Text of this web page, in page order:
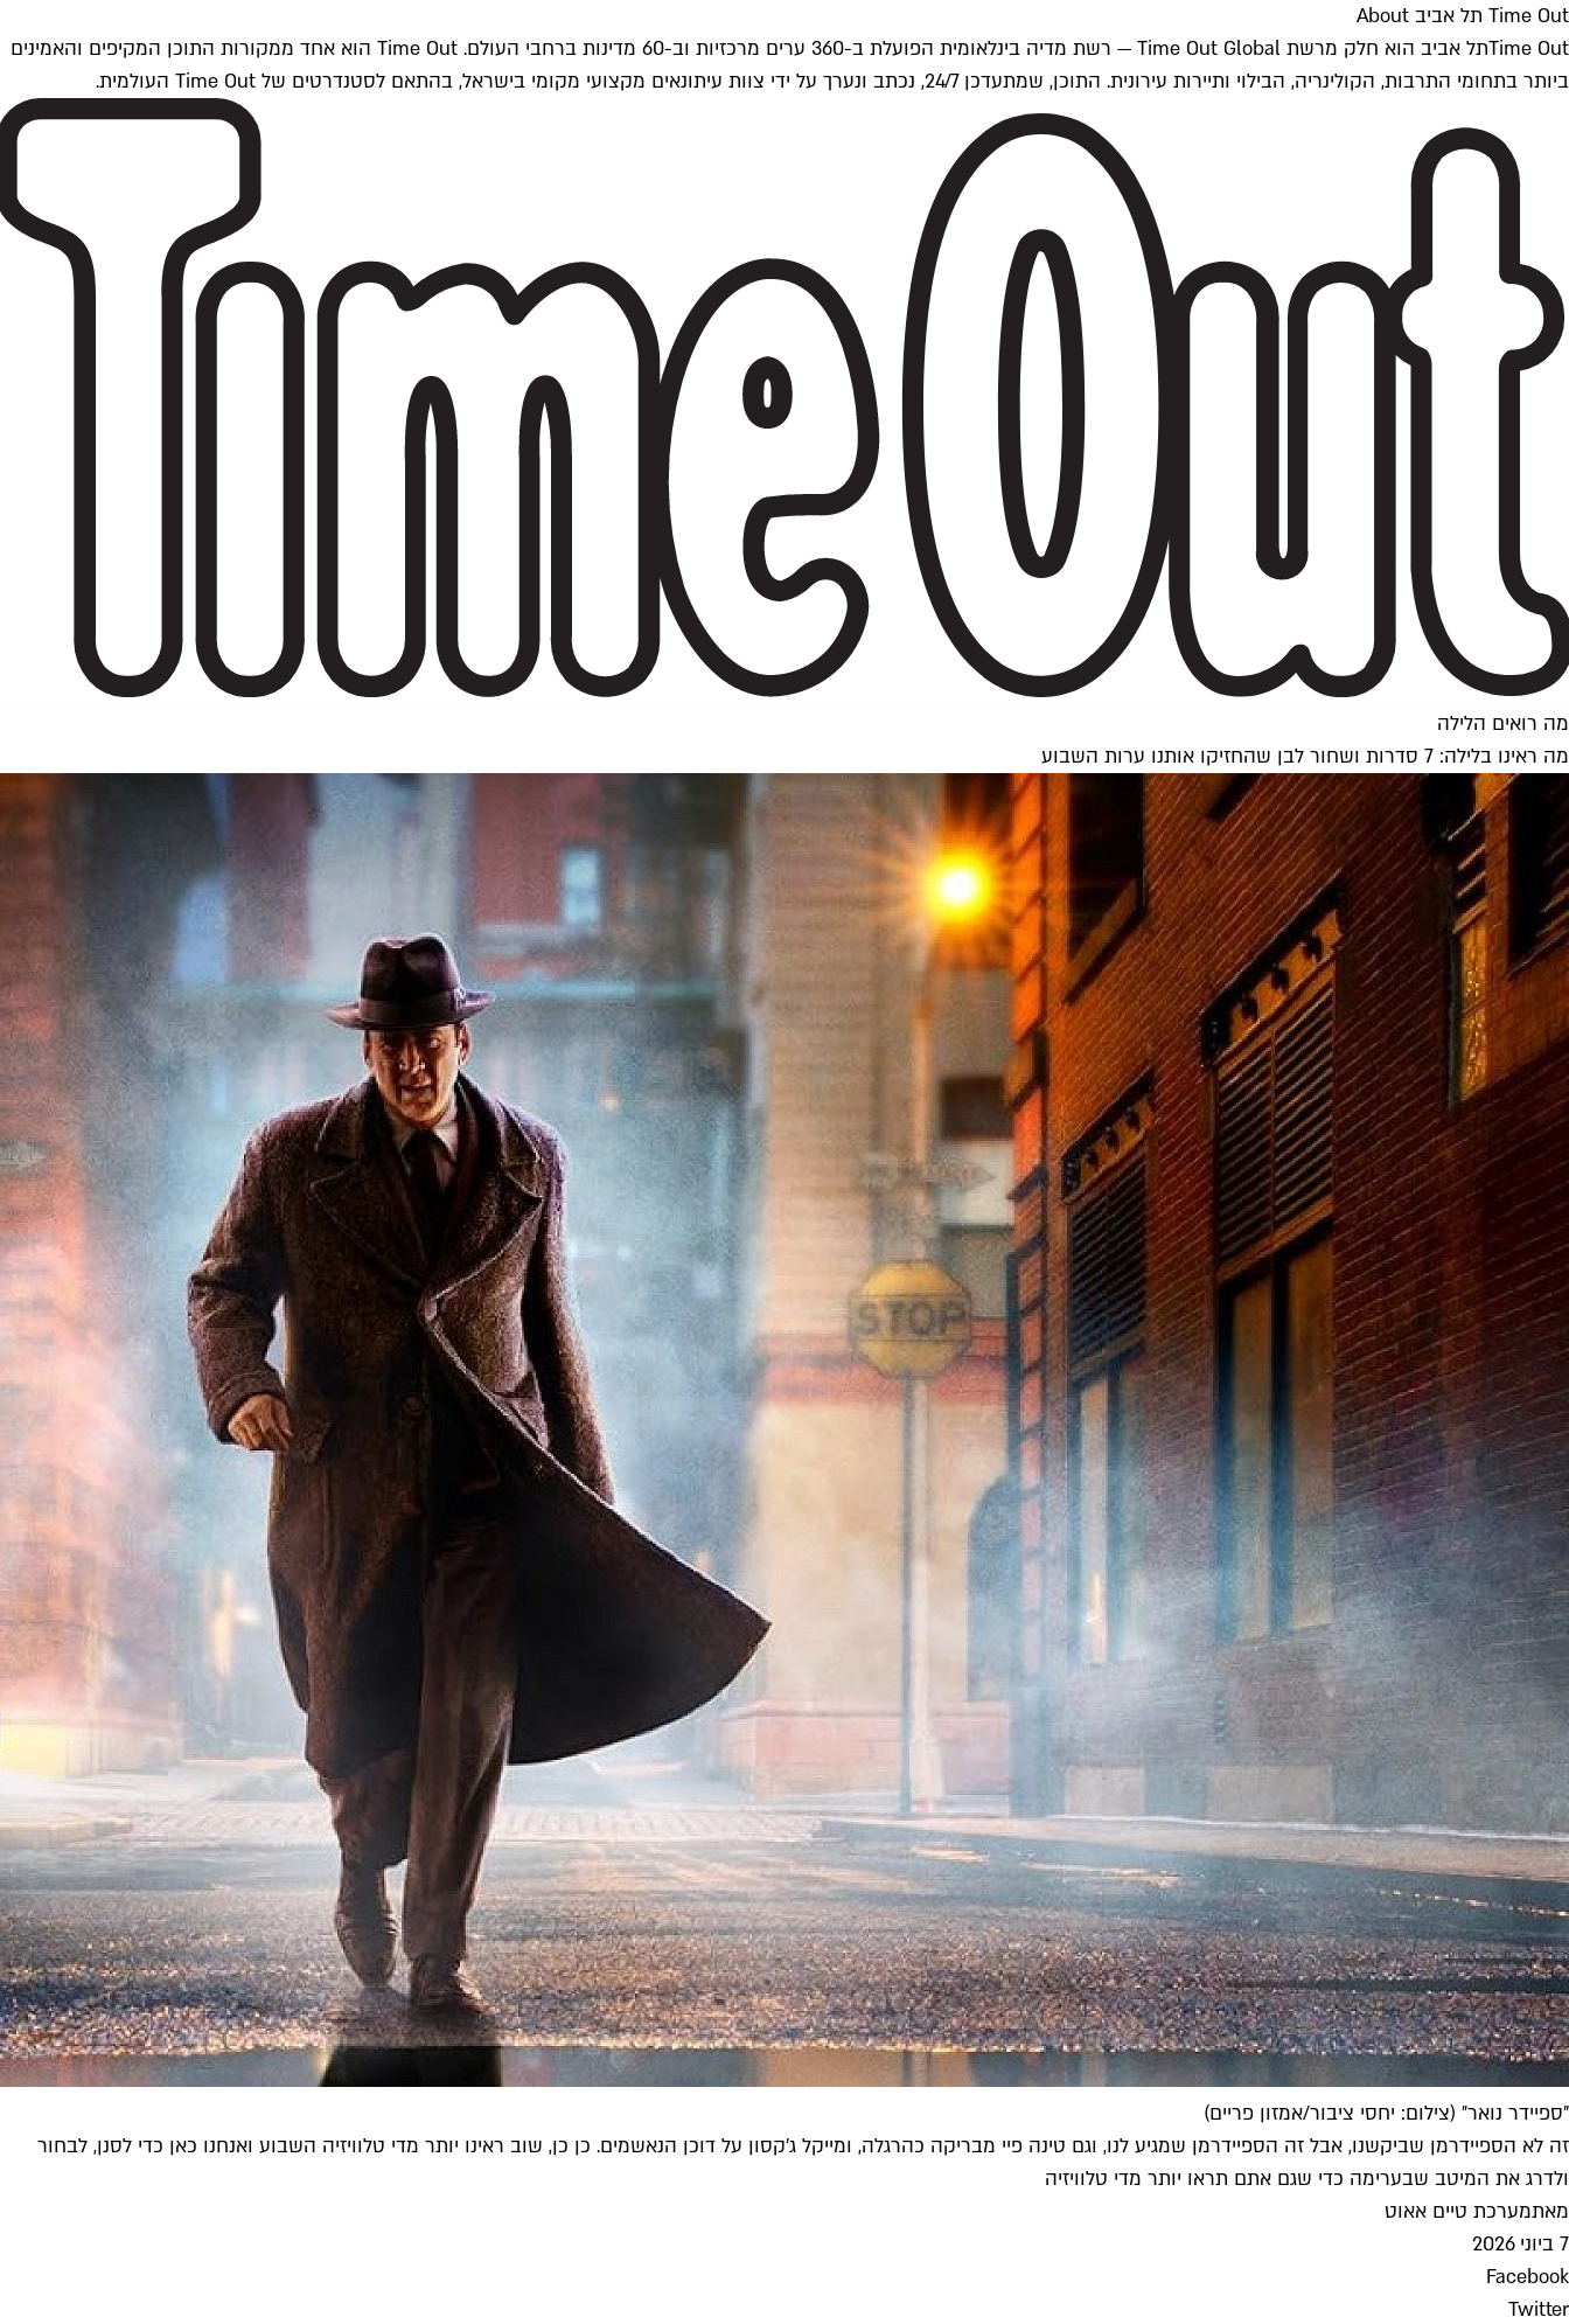
Time Out תל אביב About
Time Outתל אביב הוא חלק מרשת Time Out Global — רשת מדיה בינלאומית הפועלת ב-360 ערים מרכזיות וב-60 מדינות ברחבי העולם. Time Out הוא אחד ממקורות התוכן המקיפים והאמינים
ביותר בתחומי התרבות, הקולינריה, הבילוי ותיירות עירונית. התוכן, שמתעדכן 24/7, נכתב ונערך על ידי צוות עיתונאים מקצועי מקומי בישראל, בהתאם לסטנדרטים של Time Out העולמית.
מה רואים הלילה
מה ראינו בלילה: 7 סדרות ושחור לבן שהחזיקו אותנו ערות השבוע
"ספיידר נואר״ (צילום: יחסי ציבור/אמזון פריים)
זה לא הספיידרמן שביקשנו, אבל זה הספיידרמן שמגיע לנו, וגם טינה פיי מבריקה כהרגלה, ומייקל ג'קסון על דוכן הנאשמים. כן כן, שוב ראינו יותר מדי טלוויזיה השבוע ואנחנו כאן כדי לסנן, לבחור
ולדרג את המיטב שבערימה כדי שגם אתם תראו יותר מדי טלוויזיה
מאתמערכת טיים אאוט
7 ביוני 2026
Facebook
Twitter